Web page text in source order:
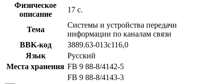
Физическое
описание
17 с.
Тема
Системы и устройства передачи
информации по каналам связи
BBK-код
З889.63-013с116,0
Язык
Русский
Места хранения FB 9 88-8/4142-5
FB 9 88-8/4143-3